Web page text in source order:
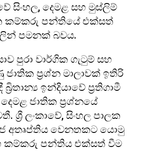
සිංහල, දෙමළ සහ මුස්ලිම්
කම්කරු පන්තියේ එක්සත්
පමනක් බවය.
පුරා වාර්ගික ගැටුම් සහ
ප්‍රශ්න මාලාවක් ඉතිරි
බ්‍රිතාන්‍ය ඉන්දියාවේ ප්‍රතිගාමී
ජාතික ප්‍රශ්නයේ
ශ්‍රී ලංකාවේ, සිංහල පාලක
අතෘප්තිය වෙනතකට යොමු
කම්කරු පන්තිය එක්සත් වීම